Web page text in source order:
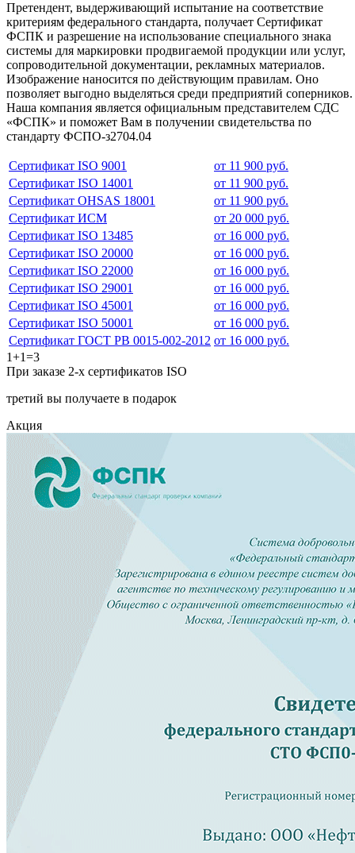
Претендент, выдерживающий испытание на соответствие
критериям федерального стандарта, получает Сертификат
ФСПК и разрешение на использование специального знака
системы для маркировки продвигаемой продукции или услуг,
сопроводительной документации, рекламных материалов.
Изображение наносится по действующим правилам. Оно
позволяет выгодно выделяться среди предприятий соперников.
Наша компания является официальным представителем СДС
«ФСПК» и поможет Вам в получении свидетельства по
стандарту ФСПО-з2704.04
Сертификат ISO 9001
от 11 900 руб.
Сертификат ISO 14001
от 11 900 руб.
Сертификат OHSAS 18001
от 11 900 руб.
Сертификат ИСМ
от 20 000 руб.
Сертификат ISO 13485
от 16 000 руб.
Сертификат ISO 20000
от 16 000 руб.
Сертификат ISO 22000
от 16 000 руб.
Сертификат ISO 29001
от 16 000 руб.
Сертификат ISO 45001
от 16 000 руб.
Сертификат ISO 50001
от 16 000 руб.
Сертификат ГОСТ РВ 0015-002-2012 от 16 000 руб.
1+1=3
При заказе 2-х сертификатов ISO
третий вы получаете в подарок
Акция